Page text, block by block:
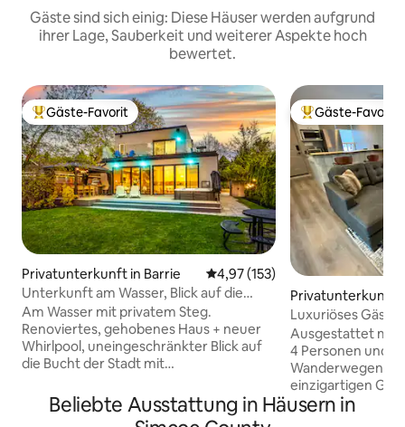
Gäste sind sich einig: Diese Häuser werden aufgrund
ihrer Lage, Sauberkeit und weiterer Aspekte hoch
bewertet.
Beliebter Gäste-Favorit.
Gäste-Favorit
Privatunterkunft in Barrie Durchschnittliche Bewertung:
4,97 (153)
Unterkunft am Wasser, Blick auf die
Stadt/den Sonnenuntergang und nur
wenige Schritte zum Strand
Am Wasser mit privatem Steg.
Renoviertes, gehobenes Haus + neuer
Whirlpool, uneingeschränkter Blick auf
die Bucht der Stadt mit
im Sommer. Nur wenige Schritte vom
Strand und Park Minet's Point entfernt. 4
Beliebter Gäste-
Gäste-Favorit
Privatunterkunft
er
Luxuriöses
Whirlpool und
Ausgestattet mit
4 Personen und
Wanderwegen
einzigartigen
Ruhe finden. Und wenn du
Beliebte Ausstattung in Häusern in